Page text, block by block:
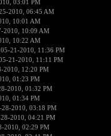
03:01 PM
2010, 06:45 AM
10:01 AM
2010, 10:09 AM
10:22 AM
21-2010, 11:36 PM
21-2010, 11:11 PM
2010, 12:20 PM
01:23 PM
2010, 01:32 PM
01:34 PM
2010, 03:18 PM
2010, 04:21 PM
2010, 02:29 PM